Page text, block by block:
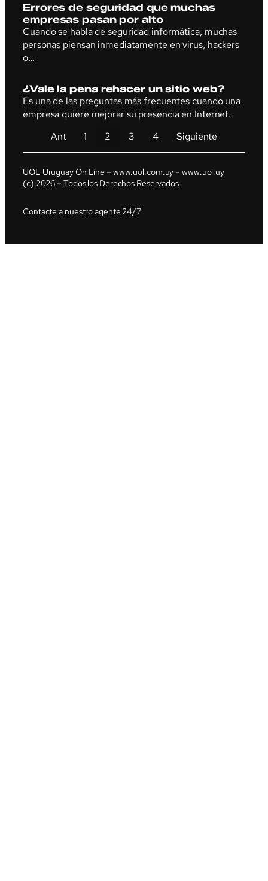
Errores de seguridad que muchas
empresas pasan por alto
Cuando se habla de seguridad informática, muchas
personas piensan inmediatamente en virus, hackers
o…
¿Vale la pena rehacer un sitio web?
Es una de las preguntas más frecuentes cuando una
empresa quiere mejorar su presencia en Internet.
Ant
1 2 3 4 Siguiente
UOL Uruguay On Line – www.uol.com.uy – www.uol.uy
(c) 2026 – Todos los Derechos Reservados
Contacte a nuestro agente 24/7